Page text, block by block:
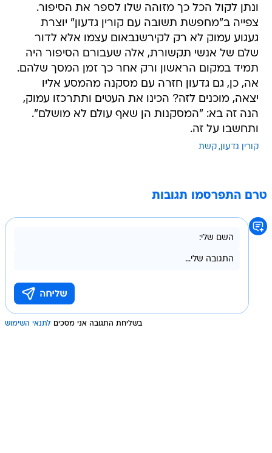
ונתן לקול הכל כך מזוהה שלו לספר את הסיפור.
צפייה ב"מחפשת תשובה עם קורין גדעון" יוצרת
געגוע עמוק לא רק לקירשנבאום עצמו אלא לדור
שלם של אנשי תקשורת, אלה שעבורם הסיפור היה
תמיד במקום הראשון ורק אחר כך זמן המסך שלהם.
אה, כן, גם גדעון חזרה עם מסקנה מהמסע אליו
יצאה, מוכנים לזה? הכינו את העטים ותתרכזו עמוק,
הנה זה בא: "המסקנות הן שאף עולם לא מושלם".
ותחשבו על זה.
קורין גדעון קשת
טרם התפרסמו תגובות
בשליחת התגובה אני מסכים לתנאי השימוש